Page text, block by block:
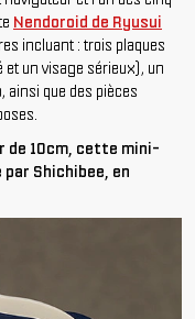
Nendoroid de Ryusui
incluant : trois plaques
un visage sérieux), un
ainsi que des pièces
de 10cm, cette mini-
Shichibee, en